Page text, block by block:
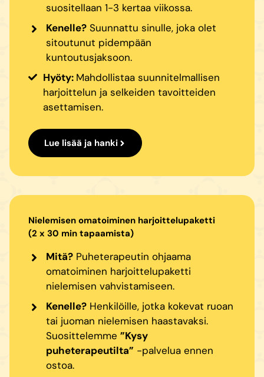
suositellaan 1-3 kertaa viikossa.
Kenelle? Suunnattu sinulle, joka olet
sitoutunut pidempään
kuntoutusjaksoon.
Hyöty: Mahdollistaa suunnitelmallisen
harjoittelun ja selkeiden tavoitteiden
asettamisen.
Lue lisää ja hanki
Nielemisen omatoiminen harjoittelupaketti
(2 x 30 min tapaamista)
Mitä? Puheterapeutin ohjaama
omatoiminen harjoittelupaketti
nielemisen vahvistamiseen.
Kenelle? Henkilöille, jotka kokevat ruoan
tai juoman nielemisen haastavaksi.
Suosittelemme ”Kysy
puheterapeutilta” -palvelua ennen
ostoa.